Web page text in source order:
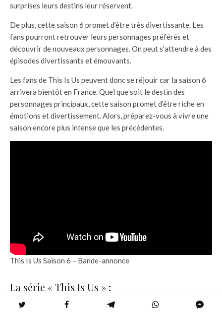
surprises leurs destins leur réservent.
De plus, cette saison 6 promet d’être très divertissante. Les
fans pourront retrouver leurs personnages préférés et
découvrir de nouveaux personnages. On peut s’attendre à des
épisodes divertissants et émouvants.
Les fans de This Is Us peuvent donc se réjouir car la saison 6
arrivera bientôt en France. Quel que soit le destin des
personnages principaux, cette saison promet d’être riche en
émotions et divertissement. Alors, préparez-vous à vivre une
saison encore plus intense que les précédentes.
This Is Us Saison 6 – Bande-annonce
La série « This Is Us » :